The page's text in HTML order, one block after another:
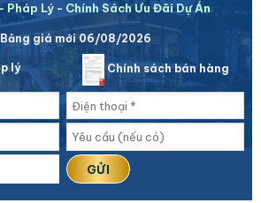
Pháp Lý - Chính Sách Ưu Đãi Dự Án
Bảng giá mới 06/08/2026
lý Chính sách bán hàng